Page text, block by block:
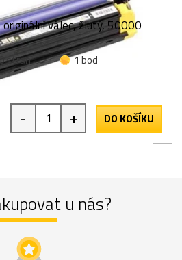
válec, žlutý, 50000
stran
1 bod
- + DO KOŠÍKU
u nás?